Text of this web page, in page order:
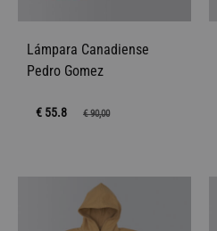
Lámpara Canadiense
Pedro Gomez
€ 55.8 €90,00